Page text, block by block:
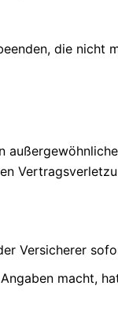
die nicht
Versicherer
macht,